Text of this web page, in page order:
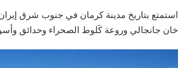
استمتع بتاريخ مدينة كرمان في جنوب شرق
خان جانجالي وروعة كَلوط الصحراء وحدائق